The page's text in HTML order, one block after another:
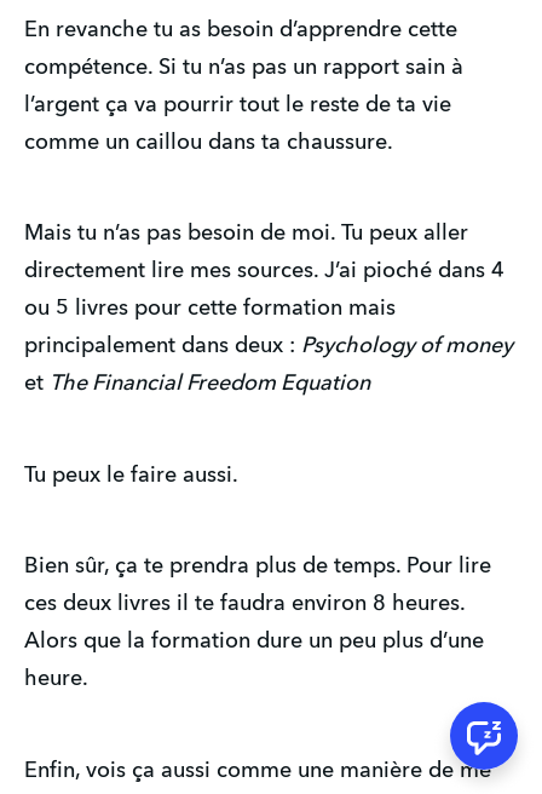
En revanche tu as besoin d’apprendre cette
compétence. Si tu n’as pas un rapport sain à
l’argent ça va pourrir tout le reste de ta vie
comme un caillou dans ta chaussure.
Mais tu n’as pas besoin de moi. Tu peux aller
directement lire mes sources. J’ai pioché dans 4
ou 5 livres pour cette formation mais
principalement dans deux : Psychology of money
et The Financial Freedom Equation
Tu peux le faire aussi.
Bien sûr, ça te prendra plus de temps. Pour lire
ces deux livres il te faudra environ 8 heures.
Alors que la formation dure un peu plus d’une
heure.
Enfin, vois ça aussi comme une manière de me